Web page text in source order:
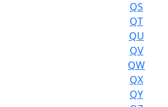
QS
QT
QU
QV
QW
QX
QY